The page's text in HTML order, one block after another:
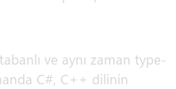
ve aynı zaman type-
C#, C++ dilinin